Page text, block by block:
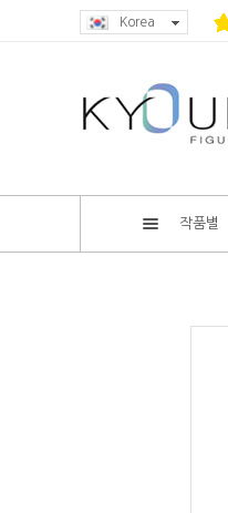
Korea
작품별